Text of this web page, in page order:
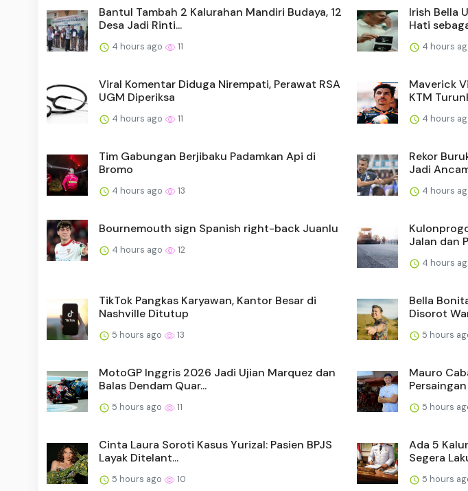
Bantul Tambah 2 Kalurahan Mandiri Budaya, 12
Desa Jadi Rinti...
4 hours ago 11
Irish Bella
Hati
4 hours
Viral Komentar Diduga Nirempati, Perawat RSA
UGM Diperiksa
4 hours ago 11
Maverick
KTM
4 hours
Tim Gabungan Berjibaku Padamkan Api di
Bromo
4 hours ago 13
Rekor
Jadi
4 hours
Bournemouth sign Spanish right-back Juanlu
4 hours ago 12
Jalan dan
4 hours
TikTok Pangkas Karyawan, Kantor Besar di
Nashville Ditutup
5 hours ago 13
Bella
Disorot
5 hours
MotoGP Inggris 2026 Jadi Ujian Marquez dan
Balas Dendam Quar...
5 hours ago 11
Mauro
5 hours
Cinta Laura Soroti Kasus Yurizal: Pasien BPJS
Layak Ditelant...
5 hours ago 10
Ada 5
Segera
5 hours